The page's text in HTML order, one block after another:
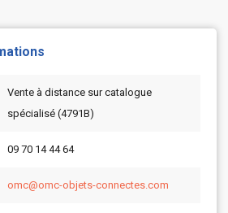
Vente à distance sur catalogue
spécialisé (4791B)
09 70 14 44 64
omc@omc-objets-connectes.com